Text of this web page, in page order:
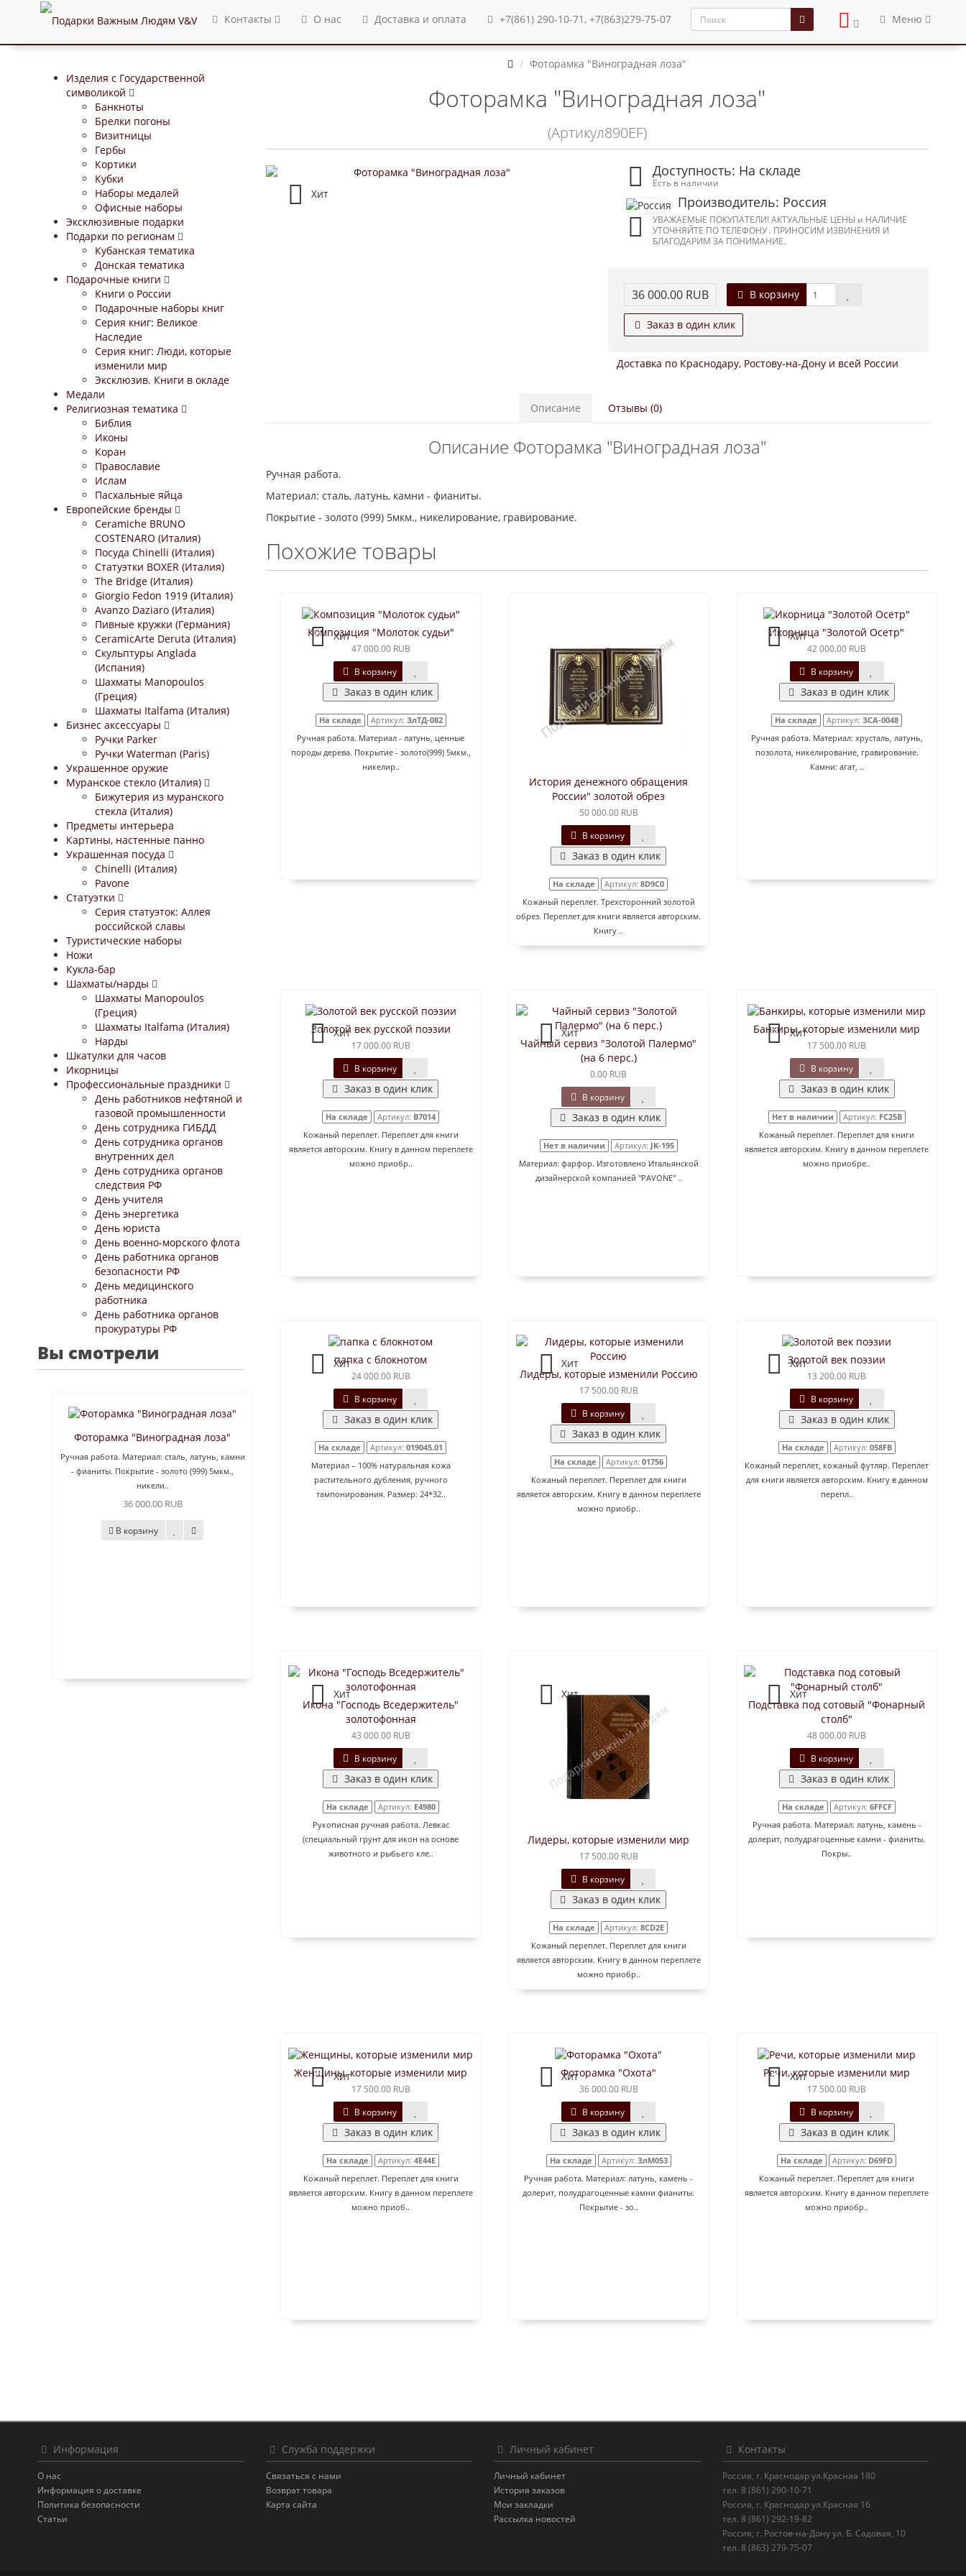
Контакты О нас Доставка и оплата +7(861) 290-10-71, +7(863)279-75-07 Меню
Изделия с Государственной
символикой
Банкноты
Брелки погоны
Визитницы
Гербы
Кортики
Кубки
Наборы медалей
Офисные наборы
Эксклюзивные подарки
Подарки по регионам
Кубанская тематика
Донская тематика
Подарочные книги
Книги о России
Подарочные наборы книг
Серия книг: Великое
Наследие
Серия книг: Люди, которые
изменили мир
Эксклюзив. Книги в окладе
Медали
Религиозная тематика
Библия
Иконы
Коран
Православие
Ислам
Пасхальные яйца
Европейские бренды
Ceramiche BRUNO
COSTENARO (Италия)
Посуда Chinelli (Италия)
Статуэтки BOXER (Италия)
The Bridge (Италия)
Giorgio Fedon 1919 (Италия)
Avanzo Daziaro (Италия)
Пивные кружки (Германия)
CeramicArte Deruta (Италия)
Скульптуры Anglada
(Испания)
Шахматы Manopoulos
(Греция)
Шахматы Italfama (Италия)
Бизнес аксессуары
Ручки Parker
Ручки Waterman (Paris)
Украшенное оружие
Муранское стекло (Италия)
Бижутерия из муранского
стекла (Италия)
Предметы интерьера
Картины, настенные панно
Украшенная посуда
Chinelli (Италия)
Pavone
Статуэтки
Серия статуэток: Аллея
российской славы
Туристические наборы
Ножи
Кукла-бар
Шахматы/нарды
Шахматы Manopoulos
(Греция)
Шахматы Italfama (Италия)
Нарды
Шкатулки для часов
Икорницы
Профессиональные праздники
День работников нефтяной и
газовой промышленности
День сотрудника ГИБДД
День сотрудника органов
внутренних дел
День сотрудника органов
следствия РФ
День учителя
День энергетика
День юриста
День военно-морского флота
День работника органов
безопасности РФ
День медицинского
работника
День работника органов
прокуратуры РФ
Вы смотрели
Фоторамка "Виноградная лоза"
Ручная работа. Материал: сталь, латунь, камни
- фианиты. Покрытие - золото (999) 5мкм.,
никели..
36 000.00 RUB
В корзину
Фоторамка "Виноградная лоза"
Фоторамка "Виноградная лоза"
(Артикул890EF)
Хит
Доступность: На складе
Есть в наличии
Производитель: Россия
УВАЖАЕМЫЕ ПОКУПАТЕЛИ! АКТУАЛЬНЫЕ ЦЕНЫ и НАЛИЧИЕ
УТОЧНЯЙТЕ ПО ТЕЛЕФОНУ . ПРИНОСИМ ИЗВИНЕНИЯ И
БЛАГОДАРИМ ЗА ПОНИМАНИЕ.
36 000.00 RUB В корзину
Заказ в один клик
Доставка по Краснодару, Ростову-на-Дону и всей России
Описание Отзывы (0)
Описание Фоторамка "Виноградная лоза"
Ручная работа.
Материал: сталь, латунь, камни - фианиты.
Покрытие - золото (999) 5мкм., никелирование, гравирование.
Похожие товары
Хит
Композиция "Молоток судьи"
47 000.00 RUB
В корзину
Заказ в один клик
На складе Артикул: ЗлТД-082
Ручная работа. Материал - латунь, ценные
породы дерева. Покрытие - золото(999) 5мкм.,
никелир..
История денежного обращения
России" золотой обрез
50 000.00 RUB
В корзину
Заказ в один клик
На складе Артикул:8D9C0
Кожаный переплет. Трехсторонний золотой
обрез. Переплет для книги является авторским.
Книгу ..
Хит
Икорница "Золотой Осетр"
42 000.00 RUB
В корзину
Заказ в один клик
На складе Артикул:ЗСА-0048
Ручная работа. Материал: хрусталь, латунь,
позолота, никелирование, гравирование.
Камни: агат, ..
Хит
Золотой век русской поэзии
17 000.00 RUB
В корзину
Заказ в один клик
На складе Артикул: B7014
Кожаный переплет. Переплет для книги
является авторским. Книгу в данном переплете
можно приобр..
Хит
Чайный сервиз "Золотой Палермо"
(на 6 перс.)
0.00 RUB
В корзину
Заказ в один клик
Нет в наличии Артикул: JK-195
Материал: фарфор. Изготовлено Итальянской
дизайнерской компанией "PAVONE" ..
Хит
Банкиры, которые изменили мир
17 500.00 RUB
В корзину
Заказ в один клик
Нет в наличии Артикул: FC25B
Кожаный переплет. Переплет для книги
является авторским. Книгу в данном переплете
можно приобре..
Хит
папка с блокнотом
24 000.00 RUB
В корзину
Заказ в один клик
На складе Артикул: 019045.01
Материал – 100% натуральная кожа
растительного дубления, ручного
тампонирования. Размер: 24*32..
Хит
Лидеры, которые изменили Россию
17 500.00 RUB
В корзину
Заказ в один клик
На складе Артикул: 01756
Кожаный переплет. Переплет для книги
является авторским. Книгу в данном переплете
можно приобр..
Хит
Золотой век поэзии
13 200.00 RUB
В корзину
Заказ в один клик
На складе Артикул: 058FB
Кожаный переплет, кожаный футляр. Переплет
для книги является авторским. Книгу в данном
перепл..
Хит
Икона "Господь Вседержитель"
золотофонная
43 000.00 RUB
В корзину
Заказ в один клик
На складе Артикул: E4980
Рукописная ручная работа. Левкас
(специальный грунт для икон на основе
животного и рыбьего кле..
Хит
Лидеры, которые изменили мир
17 500.00 RUB
В корзину
Заказ в один клик
На складе Артикул:8CD2E
Кожаный переплет. Переплет для книги
является авторским. Книгу в данном переплете
можно приобр..
Хит
Подставка под сотовый "Фонарный
столб"
48 000.00 RUB
В корзину
Заказ в один клик
На складе Артикул: 6FFCF
Ручная работа. Материал: латунь, камень -
долерит, полудрагоценные камни - фианиты.
Покры..
Хит
Женщины, которые изменили мир
17 500.00 RUB
В корзину
Заказ в один клик
На складе Артикул: 4E44E
Кожаный переплет. Переплет для книги
является авторским. Книгу в данном переплете
можно приоб..
Хит
Фоторамка "Охота"
36 000.00 RUB
В корзину
Заказ в один клик
На складе Артикул: ЗлМ053
Ручная работа. Материал: латунь, камень -
долерит, полудрагоценные камни фианиты.
Покрытие - зо..
Хит
Речи, которые изменили мир
17 500.00 RUB
В корзину
Заказ в один клик
На складе Артикул: D69FD
Кожаный переплет. Переплет для книги
является авторским. Книгу в данном переплете
можно приобр..
Информация
О нас
Информация о доставке
Политика безопасности
Статьи
Служба поддержки
Связаться с нами
Возврат товара
Карта сайта
Личный кабинет
Личный кабинет
История заказов
Мои закладки
Рассылка новостей
Контакты
Россия, г. Краснодар ул.Красная 180
тел. 8 (861) 290-10-71
Россия, г. Краснодар ул.Красная 16
тел. 8 (861) 292-19-82
Россия, г. Ростов-на-Дону ул. Б. Садовая, 10
тел. 8 (863) 279-75-07